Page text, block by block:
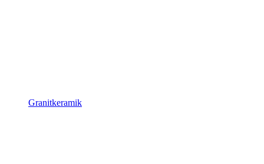
Granitkeramik